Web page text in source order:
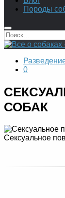
Породы
Найти:
0
СОБАК
Сексуальное